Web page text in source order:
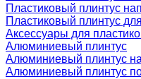
Пластиковый плинтус
Пластиковый плинтус
Аксессуары для
Алюминиевый плинтус
Алюминиевый плинтус
Алюминиевый плинтус